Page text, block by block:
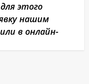
этого
нашим
в онлайн-